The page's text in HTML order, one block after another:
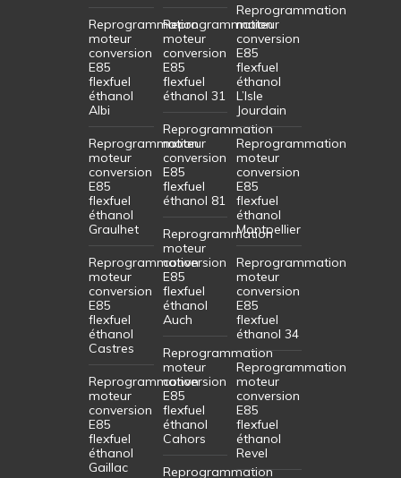
Reprogrammation
moteur
conversion
E85
flexfuel
éthanol
Albi
Reprogrammation
moteur
conversion
E85
flexfuel
éthanol
Graulhet
Reprogrammation
moteur
conversion
E85
flexfuel
éthanol
Castres
Reprogrammation
moteur
conversion
E85
flexfuel
éthanol
Gaillac
Reprogrammation
moteur
conversion
E85
flexfuel
éthanol 31
Reprogrammation
moteur
conversion
E85
flexfuel
éthanol 81
Reprogrammation
moteur
conversion
E85
flexfuel
éthanol
Auch
Reprogrammation
moteur
conversion
E85
flexfuel
éthanol
Cahors
Reprogrammation
Reprogrammation
moteur
conversion
E85
flexfuel
éthanol
L’Isle
Jourdain
Reprogrammation
moteur
conversion
E85
flexfuel
éthanol
Montpellier
Reprogrammation
moteur
conversion
E85
flexfuel
éthanol 34
Reprogrammation
moteur
conversion
E85
flexfuel
éthanol
Revel